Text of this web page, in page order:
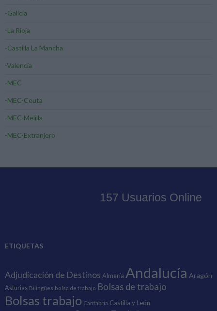
-Galicia
-La Rioja
-Castilla La Mancha
-Valencia
-MEC
-MEC-Ceuta
-MEC-Melilla
-MEC-Extranjero
ETIQUETAS
Adjudicación de Destinos Almería Andalucía Aragón
Asturias Bilingües bolsa de trabajo Bolsas de trabajo
Bolsas trabajo Cantabria Castilla y León